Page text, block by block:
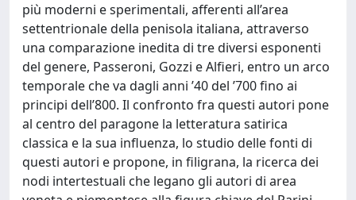
più moderni e sperimentali, afferenti all’area
settentrionale della penisola italiana, attraverso
una comparazione inedita di tre diversi esponenti
del genere, Passeroni, Gozzi e Alfieri, entro un arco
temporale che va dagli anni ’40 del ’700 fino ai
principi dell’800. Il confronto fra questi autori pone
al centro del paragone la letteratura satirica
classica e la sua influenza, lo studio delle fonti di
questi autori e propone, in filigrana, la ricerca dei
nodi intertestuali che legano gli autori di area